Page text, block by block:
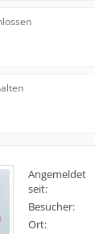
Angemeldet
seit:
Besucher:
Ort: